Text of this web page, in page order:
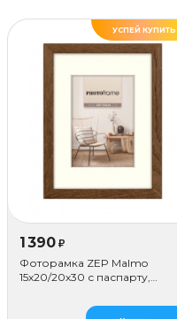
УСПЕЙ КУПИТЬ
1 390 ₽
Фоторамка ZEP Malmo
15х20/20х30 с паспарту,